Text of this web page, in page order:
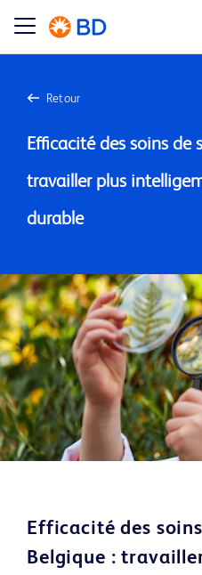
Retour
Efficacité des soins de
travailler plus
durable
Efficacité des
Belgique :